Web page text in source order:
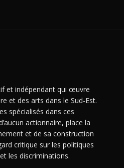
et indépendant qui œuvre
et des arts dans le Sud-Est.
spécialisés dans ces
actionnaire, place la
et de sa construction
critique sur les politiques
les discriminations.